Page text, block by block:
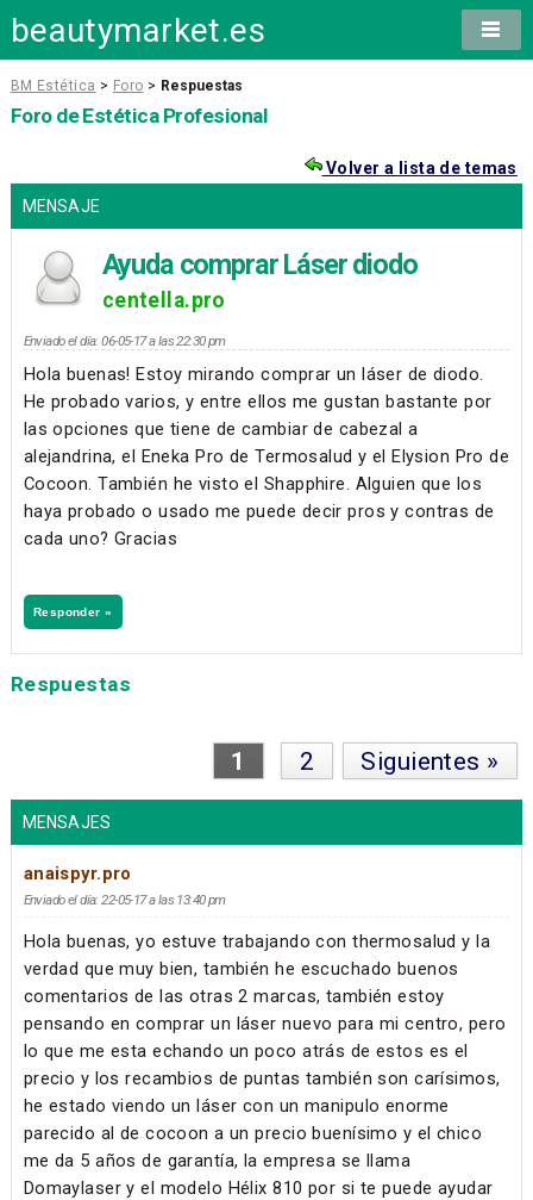
beautymarket.es
BM Estética > Foro > Respuestas
Foro de Estética Profesional
Volver a lista de temas
MENSAJE
Ayuda comprar Láser diodo
centella.pro
Enviado el día: 06-05-17 a las 22:30 pm
Hola buenas! Estoy mirando comprar un láser de diodo.
He probado varios, y entre ellos me gustan bastante por
las opciones que tiene de cambiar de cabezal a
alejandrina, el Eneka Pro de Termosalud y el Elysion Pro de
Cocoon. También he visto el Shapphire. Alguien que los
haya probado o usado me puede decir pros y contras de
cada uno? Gracias
Responder »
Respuestas
1 2 Siguientes »
MENSAJES
anaispyr.pro
Enviado el día: 22-05-17 a las 13:40 pm
Hola buenas, yo estuve trabajando con thermosalud y la
verdad que muy bien, también he escuchado buenos
comentarios de las otras 2 marcas, también estoy
pensando en comprar un láser nuevo para mi centro, pero
lo que me esta echando un poco atrás de estos es el
precio y los recambios de puntas también son carísimos,
he estado viendo un láser con un manipulo enorme
parecido al de cocoon a un precio buenísimo y el chico
me da 5 años de garantía, la empresa se llama
Domaylaser y el modelo Hélix 810 por si te puede ayudar